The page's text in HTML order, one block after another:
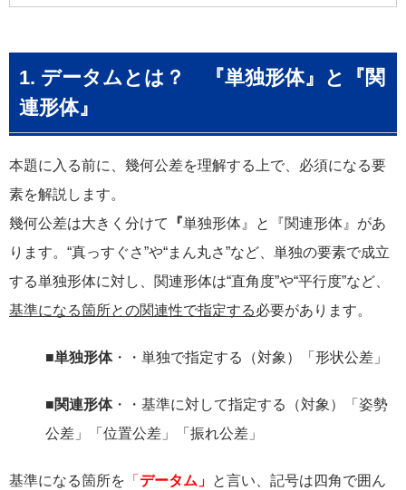
1. データムとは？ 『単独形体』と『関
連形体』
本題に入る前に、幾何公差を理解する上で、必須になる要
素を解説します。
幾何公差は大きく分けて
『単独形体』と『関連形体』があ
ります。“真っすぐさ”や“まん丸さ”など、単独の要素で成立
する単独形体に対し、関連形体は“直角度”や“平行度”など、
基準になる箇所との関連性で指定する必要があります。
■単独形体・・単独で指定する（対象）「形状公差」
■関連形体・・基準に対して指定する（対象）「姿勢
公差」「位置公差」「振れ公差」
基準になる箇所を 「 データム」 と言い、記号は四角で囲ん